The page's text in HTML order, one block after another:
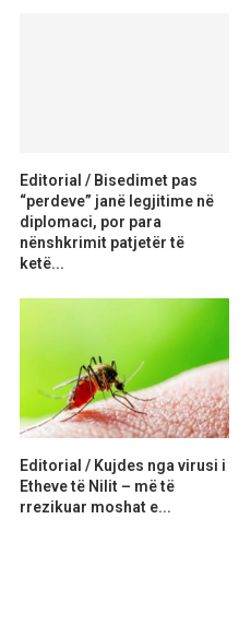
Editorial / Bisedimet pas
“perdeve” janë legjitime në
diplomaci, por para
nënshkrimit patjetër të
ketë...
Editorial / Kujdes nga virusi i
Etheve të Nilit – më të
rrezikuar moshat e...